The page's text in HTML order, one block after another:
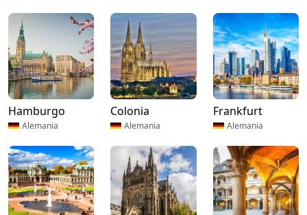
Hamburgo
Alemania
Colonia
Alemania
Frankfurt
Alemania